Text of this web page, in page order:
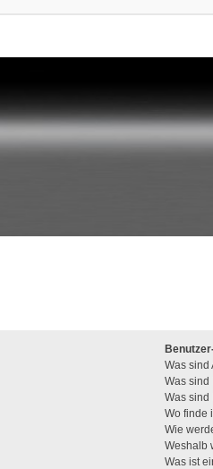
Was sind
Was sind
Was sind
Wo finde
Wie
Weshalb
Was ist